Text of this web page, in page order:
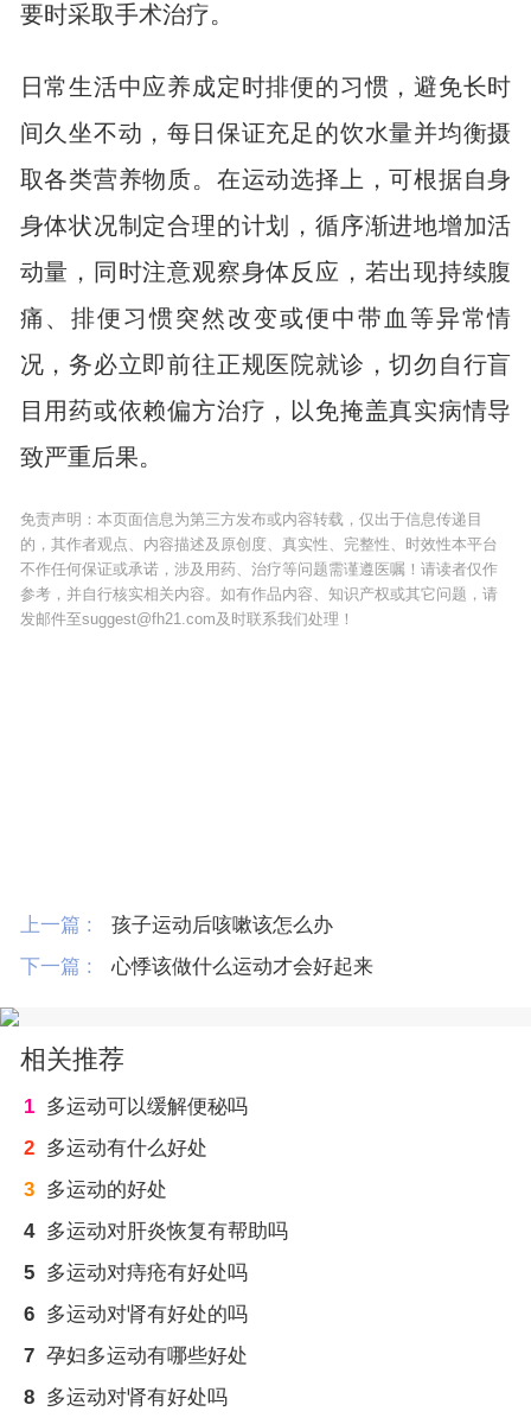
要时采取手术治疗。
日常生活中应养成定时排便的习惯，避免长时
间久坐不动，每日保证充足的饮水量并均衡摄
取各类营养物质。在运动选择上，可根据自身
身体状况制定合理的计划，循序渐进地增加活
动量，同时注意观察身体反应，若出现持续腹
痛、排便习惯突然改变或便中带血等异常情
况，务必立即前往正规医院就诊，切勿自行盲
目用药或依赖偏方治疗，以免掩盖真实病情导
致严重后果。
免责声明：本页面信息为第三方发布或内容转载，仅出于信息传递目
的，其作者观点、内容描述及原创度、真实性、完整性、时效性本平台
不作任何保证或承诺，涉及用药、治疗等问题需谨遵医嘱！请读者仅作
参考，并自行核实相关内容。如有作品内容、知识产权或其它问题，请
发邮件至suggest@fh21.com及时联系我们处理！
上一篇 :
孩子运动后咳嗽该怎么办
下一篇 :
心悸该做什么运动才会好起来
相关推荐
1 多运动可以缓解便秘吗
2 多运动有什么好处
3 多运动的好处
4 多运动对肝炎恢复有帮助吗
5 多运动对痔疮有好处吗
6 多运动对肾有好处的吗
7 孕妇多运动有哪些好处
8 多运动对肾有好处吗